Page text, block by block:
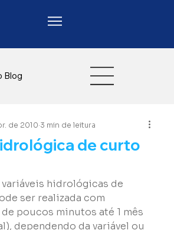
Blog
de curto
de 2010 3 min de leitura
hidrológicas de
ser realizada com
poucos minutos até 1 mês
dependendo da variável ou